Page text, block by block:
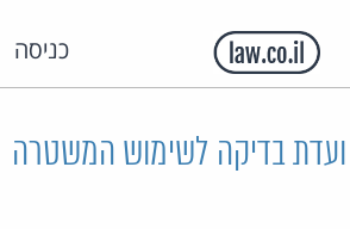
כניסה
בדיקה לשימוש המשטרה